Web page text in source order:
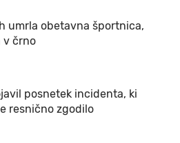
umrla obetavna športnica,
v črno
posnetek incidenta, ki
resnično zgodilo